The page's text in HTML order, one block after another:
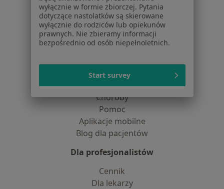
Kontakt
Dla pacjentów
Lekarze
Pytania i odpowiedzi
Usługi i zabiegi
Choroby
Pomoc
Aplikacje mobilne
Blog dla pacjentów
Dla profesjonalistów
Cennik
Dla lekarzy
wyłącznie w formie zbiorczej. Pytania
dotyczące nastolatków są skierowane
wyłącznie do rodziców lub opiekunów
prawnych. Nie zbieramy informacji
bezpośrednio od osób niepełnoletnich.
Start survey